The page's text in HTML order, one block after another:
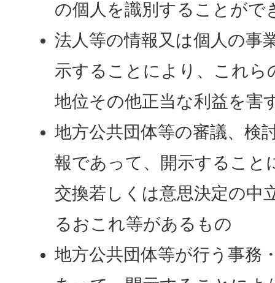
の個人を識別することがで
法人等の情報又は個人の事
示することにより、これら
地位その他正当な利益を害
地方公共団体等の審議、検
報であって、開示すること
交換若しくは意思決定の中
るおこれ等があるもの
地方公共団体等が行う事務